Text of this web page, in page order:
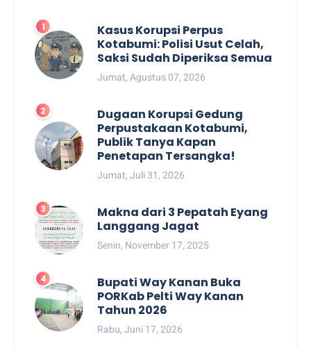
Kasus Korupsi Perpus
Kotabumi: Polisi Usut Celah,
Saksi Sudah Diperiksa Semua
Jumat, Agustus 07, 2026
Dugaan Korupsi Gedung
Perpustakaan Kotabumi,
Publik Tanya Kapan
Penetapan Tersangka!
Jumat, Juli 31, 2026
Makna dari 3 Pepatah Eyang
Langgang Jagat
Senin, November 17, 2025
Bupati Way Kanan Buka
PORKab Pelti Way Kanan
Tahun 2026
Rabu, Juni 17, 2026